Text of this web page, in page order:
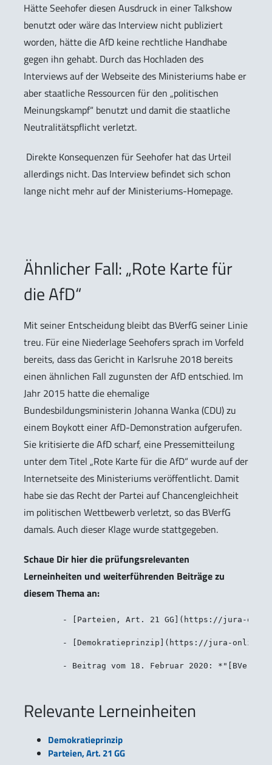
Hätte Seehofer diesen Ausdruck in einer Talkshow
benutzt oder wäre das Interview nicht publiziert
worden, hätte die AfD keine rechtliche Handhabe
gegen ihn gehabt. Durch das Hochladen des
Interviews auf der Webseite des Ministeriums habe er
aber staatliche Ressourcen für den „politischen
Meinungskampf“ benutzt und damit die staatliche
Neutralitätspflicht verletzt.
Direkte Konsequenzen für Seehofer hat das Urteil
allerdings nicht. Das Interview befindet sich schon
lange nicht mehr auf der Ministeriums-Homepage.
Ähnlicher Fall: „Rote Karte für
die AfD“
Mit seiner Entscheidung bleibt das BVerfG seiner Linie
treu. Für eine Niederlage Seehofers sprach im Vorfeld
bereits, dass das Gericht in Karlsruhe 2018 bereits
einen ähnlichen Fall zugunsten der AfD entschied. Im
Jahr 2015 hatte die ehemalige
Bundesbildungsministerin Johanna Wanka (CDU) zu
einem Boykott einer AfD-Demonstration aufgerufen.
Sie kritisierte die AfD scharf, eine Pressemitteilung
unter dem Titel „Rote Karte für die AfD“ wurde auf der
Internetseite des Ministeriums veröffentlicht. Damit
habe sie das Recht der Partei auf Chancengleichheit
im politischen Wettbewerb verletzt, so das BVerfG
damals. Auch dieser Klage wurde stattgegeben.
Schaue Dir hier die prüfungsrelevanten
Lerneinheiten und weiterführenden Beiträge zu
diesem Thema an:
Relevante Lerneinheiten
Demokratieprinzip
Parteien, Art. 21 GG